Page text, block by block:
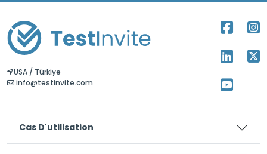
USA / Türkiye
info@testinvite.com
Cas D'utilisation